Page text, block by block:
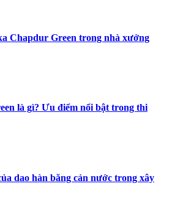
Chapdur Green trong nhà xưởng
là gì? Ưu điểm nổi bật trong thi
dao hàn băng cản nước trong xây